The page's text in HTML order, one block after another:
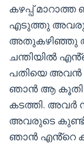
കഴപ്പ്
എടുത്തു
അതുകഴിഞ്ഞു
ചന്തിയിൽ
പതിയെ അവൻ
ഞാൻ ആ കൂതി
കടത്തി.
അവരുടെ
ഞാൻ എൻ്റെ